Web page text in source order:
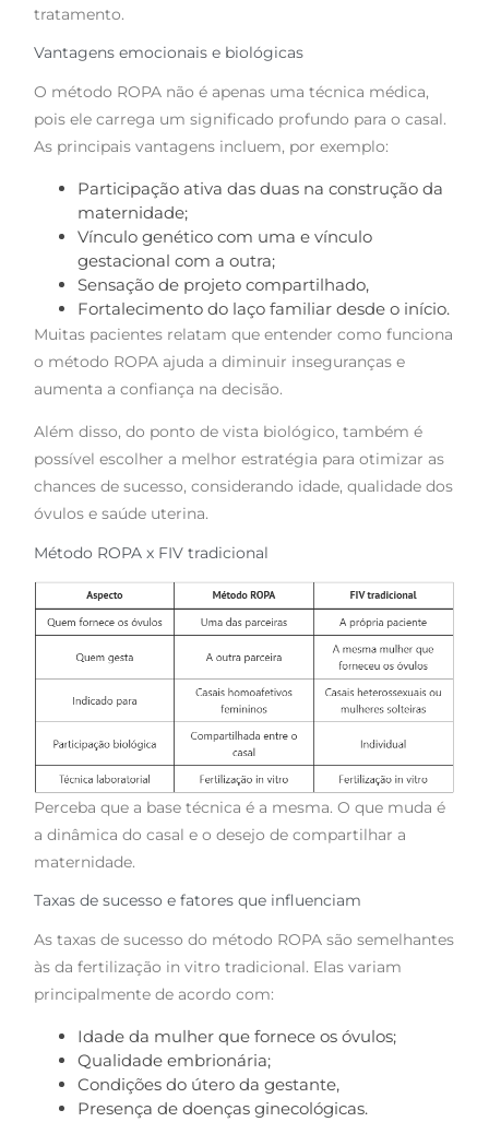
tratamento.
Vantagens emocionais e biológicas
O método ROPA não é apenas uma técnica médica,
pois ele carrega um significado profundo para o casal.
As principais vantagens incluem, por exemplo:
Participação ativa das duas na construção da
maternidade;
Vínculo genético com uma e vínculo
gestacional com a outra;
Sensação de projeto compartilhado,
Fortalecimento do laço familiar desde o início.
Muitas pacientes relatam que entender como funciona
o método ROPA ajuda a diminuir inseguranças e
aumenta a confiança na decisão.
Além disso, do ponto de vista biológico, também é
possível escolher a melhor estratégia para otimizar as
chances de sucesso, considerando idade, qualidade dos
óvulos e saúde uterina.
Método ROPA x FIV tradicional
Perceba que a base técnica é a mesma. O que muda é
a dinâmica do casal e o desejo de compartilhar a
maternidade.
Taxas de sucesso e fatores que influenciam
As taxas de sucesso do método ROPA são semelhantes
às da fertilização in vitro tradicional. Elas variam
principalmente de acordo com:
Idade da mulher que fornece os óvulos;
Qualidade embrionária;
Condições do útero da gestante,
Presença de doenças ginecológicas.